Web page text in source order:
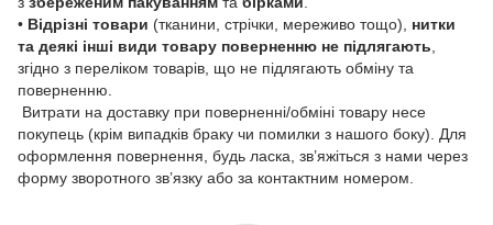
• Відрізні товари (тканини, стрічки, мереживо тощо), нитки
та деякі інші види товару поверненню не підлягають
згідно з переліком товарів, що не підлягають обміну та
поверненню.
Витрати на доставку при поверненні/обміні товару несе
покупець (крім випадків браку чи помилки з нашого боку). Для
оформлення повернення, будь ласка, зв’яжіться з нами через
форму зворотного зв’язку або за контактним номером.